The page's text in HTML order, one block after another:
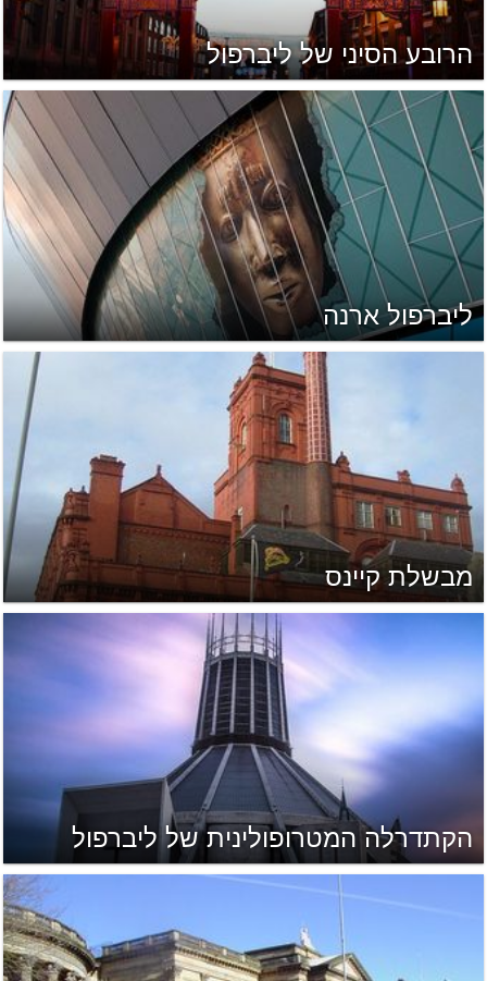
הרובע הסיני של ליברפול
ליברפול ארנה
מבשלת קיינס
הקתדרלה המטרופולינית של ליברפול